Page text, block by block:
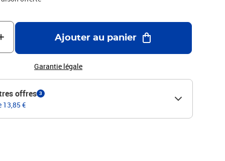
Ajouter au panier
Garantie légale
offres 3
13,85 €